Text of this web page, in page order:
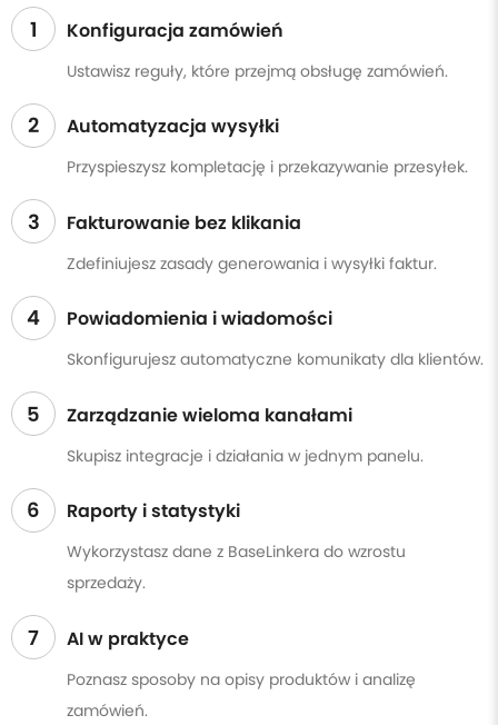
1 Konfiguracja zamówień
Ustawisz reguły, które przejmą obsługę zamówień.
2 Automatyzacja wysyłki
Przyspieszysz kompletację i przekazywanie przesyłek.
3 Fakturowanie bez klikania
Zdefiniujesz zasady generowania i wysyłki faktur.
4 Powiadomienia i wiadomości
Skonfigurujesz automatyczne komunikaty dla klientów.
5 Zarządzanie wieloma kanałami
Skupisz integracje i działania w jednym panelu.
6 Raporty i statystyki
Wykorzystasz dane z BaseLinkera do wzrostu
sprzedaży.
7 AI w praktyce
Poznasz sposoby na opisy produktów i analizę
zamówień.